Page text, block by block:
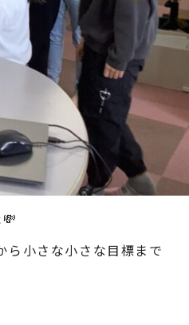
ら小さな小さな目標まで